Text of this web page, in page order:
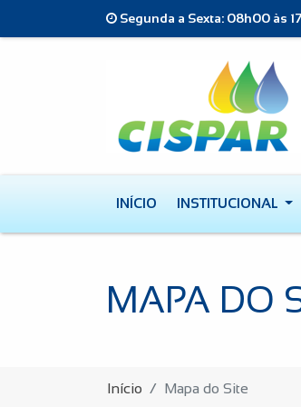
Segunda a Sexta: 08h00 às
INÍCIO INSTITUCIONAL
MAPA DO
Início Mapa do Site